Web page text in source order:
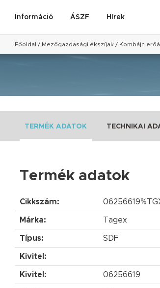
Információ ÁSZF Hírek
Főoldal / Mezőgazdasági ékszíjak / Kombájn
TERMÉK ADATOK TECHNIKAI
Termék adatok
Cikkszám:
Márka: Tagex
Típus: SDF
Kivitel:
Kivitel: 06256619